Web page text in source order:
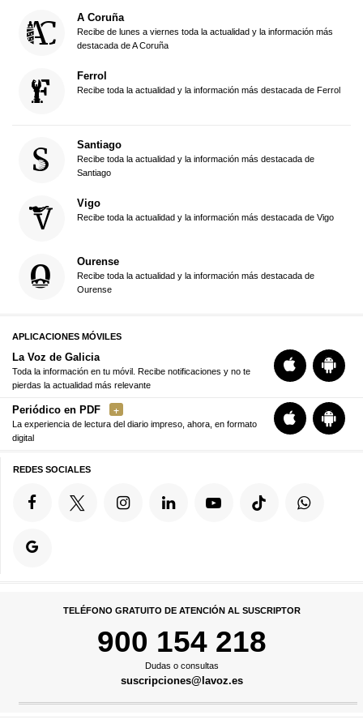
A Coruña
Recibe de lunes a viernes toda la actualidad y la información más
destacada de A Coruña
Ferrol
Recibe toda la actualidad y la información más destacada de Ferrol
Santiago
Recibe toda la actualidad y la información más destacada de
Santiago
Vigo
Recibe toda la actualidad y la información más destacada de Vigo
Ourense
Recibe toda la actualidad y la información más destacada de
Ourense
APLICACIONES MÓVILES
La Voz de Galicia
Toda la información en tu móvil. Recibe notificaciones y no te
pierdas la actualidad más relevante
Periódico en PDF
La experiencia de lectura del diario impreso, ahora, en formato
digital
REDES SOCIALES
TELÉFONO GRATUITO DE ATENCIÓN AL SUSCRIPTOR
900 154 218
Dudas o consultas
suscripciones@lavoz.es